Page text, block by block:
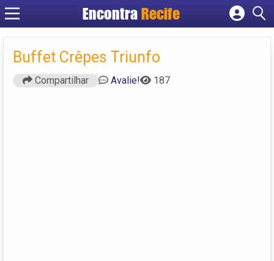
Encontra Recife
Cadastrar empresa
Fazer login
Criar conta
Buffet Crêpes Triunfo
Compartilhar Avalie! 187